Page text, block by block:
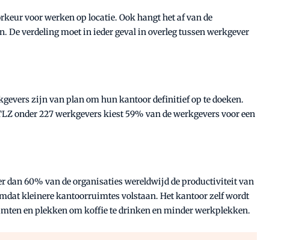
voor werken op locatie. Ook hangt het af van de
verdeling moet in ieder geval in overleg tussen werkgever
zijn van plan om hun kantoor definitief op te doeken.
onder 227 werkgevers kiest 59% van de werkgevers voor een
dan 60% van de organisaties wereldwijd de productiviteit van
kleinere kantoorruimtes volstaan. Het kantoor zelf wordt
en plekken om koffie te drinken en minder werkplekken.